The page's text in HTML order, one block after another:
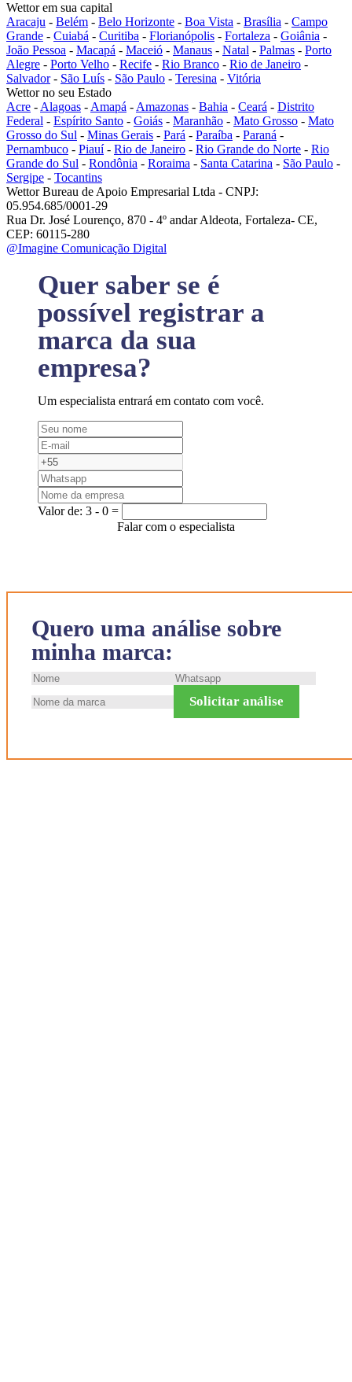
Quero uma análise sobre
minha marca:
Solicitar análise
Wettor em sua capital
Aracaju - Belém - Belo Horizonte - Boa Vista - Brasília - Campo
Grande - Cuiabá - Curitiba - Florianópolis - Fortaleza - Goiânia -
João Pessoa - Macapá - Maceió - Manaus - Natal - Palmas - Porto
Alegre - Porto Velho - Recife - Rio Branco - Rio de Janeiro -
Salvador- São Luís - São Paulo - Teresina - Vitória
Wettor no seu Estado
Acre - Alagoas - Amapá - Amazonas - Bahia - Ceará - Distrito
Federal - Espírito Santo - Goiás - Maranhão - Mato Grosso - Mato
Grosso do Sul - Minas Gerais - Pará - Paraíba - Paraná -
Pernambuco - Piauí- Rio de Janeiro - Rio Grande do Norte - Rio
Grande do Sul - Rondônia - Roraima - Santa Catarina - São Paulo -
Sergipe - Tocantins
Wettor Bureau de Apoio Empresarial Ltda - CNPJ:
05.954.685/0001-29
Rua Dr. José Lourenço, 870 - 4º andar Aldeota, Fortaleza- CE,
CEP: 60115-280
@Imagine Comunicação Digital
Quer saber se é
possível registrar a
marca da sua
empresa?
Um especialista entrará em contato com você.
Valor de: 3 - 0 =
Falar com o especialista